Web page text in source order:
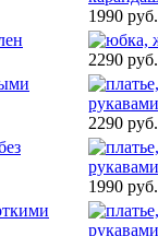
1990 руб.
2290 руб.
2290 руб.
1990 руб.